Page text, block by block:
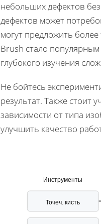
небольших дефектов
дефектов может
могут предложить
Brush стало
глубокого изучения
Не бойтесь
результат. Также стоит
зависимости от типа
улучшить качество
Инструменты
Точеч. кисть